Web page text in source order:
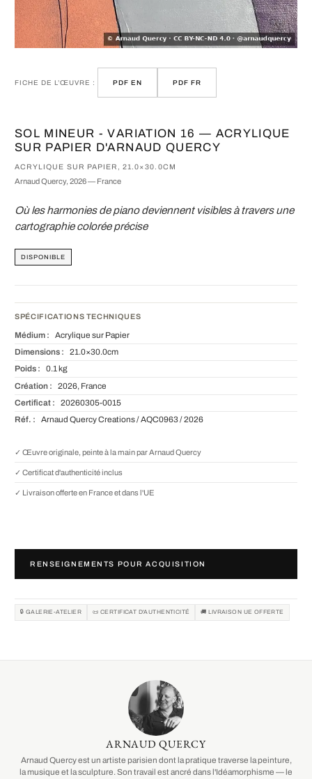
FICHE DE L’ŒUVRE : PDF EN PDF FR
SOL MINEUR - VARIATION 16 — ACRYLIQUE
SUR PAPIER D'ARNAUD QUERCY
ACRYLIQUE SUR PAPIER, 21.0×30.0CM
Arnaud Quercy, 2026 — France
Où les harmonies de piano deviennent visibles à travers une
cartographie colorée précise
DISPONIBLE
SPÉCIFICATIONS TECHNIQUES
Médium : Acrylique sur Papier
Dimensions : 21.0×30.0cm
Poids : 0.1 kg
Création : 2026, France
Certificat : 20260305-0015
Réf. : Arnaud Quercy Creations / AQC0963 / 2026
✓ Œuvre originale, peinte à la main par Arnaud Quercy
✓ Certificat d'authenticité inclus
✓ Livraison offerte en France et dans l'UE
RENSEIGNEMENTS POUR ACQUISITION
🔒 GALERIE-ATELIER 📜 CERTIFICAT D'AUTHENTICITÉ 🚚 LIVRAISON UE OFFERTE
ARNAUD QUERCY
Arnaud Quercy est un artiste parisien dont la pratique traverse la peinture,
la musique et la sculpture. Son travail est ancré dans l'Idéamorphisme — le